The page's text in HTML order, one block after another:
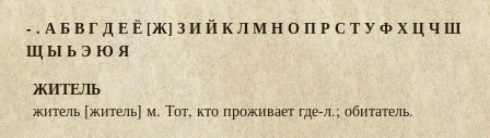
- . АБВГДЕЁ [Ж] ЗИЙКЛМНОПРС ТУФХЦЧШ
ЩЫЬЭ ЮЯ
ЖИТЕЛЬ
житель [житель] м. Тот, кто проживает где-л.; обитатель.